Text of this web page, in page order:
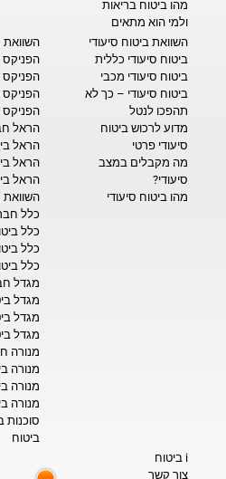
מהו ביטוח בריאות
ולמי הוא מתאים
השוואת ביטוח סיעודי
ביטוח סיעודי כללית
ביטוח סיעודי מכבי
ביטוח סיעודי – כך לא
תהפכו לנטל
מדוע לרכוש ביטוח
סיעודי פרטי
מה מקבלים במצב
סיעודי?
מהו ביטוח סיעודי
השוואת
הפניקס
הפניקס
הפניקס
הפניקס
הראל
הראל
הראל
הראל
השוואת
כלל
כלל
כלל
כלל
מגדל
מגדל
מגדל
מגדל
מנורה
מנורה
מנורה
מנורה
סוכנות
ביטוח
i ביטוח
צור קשר